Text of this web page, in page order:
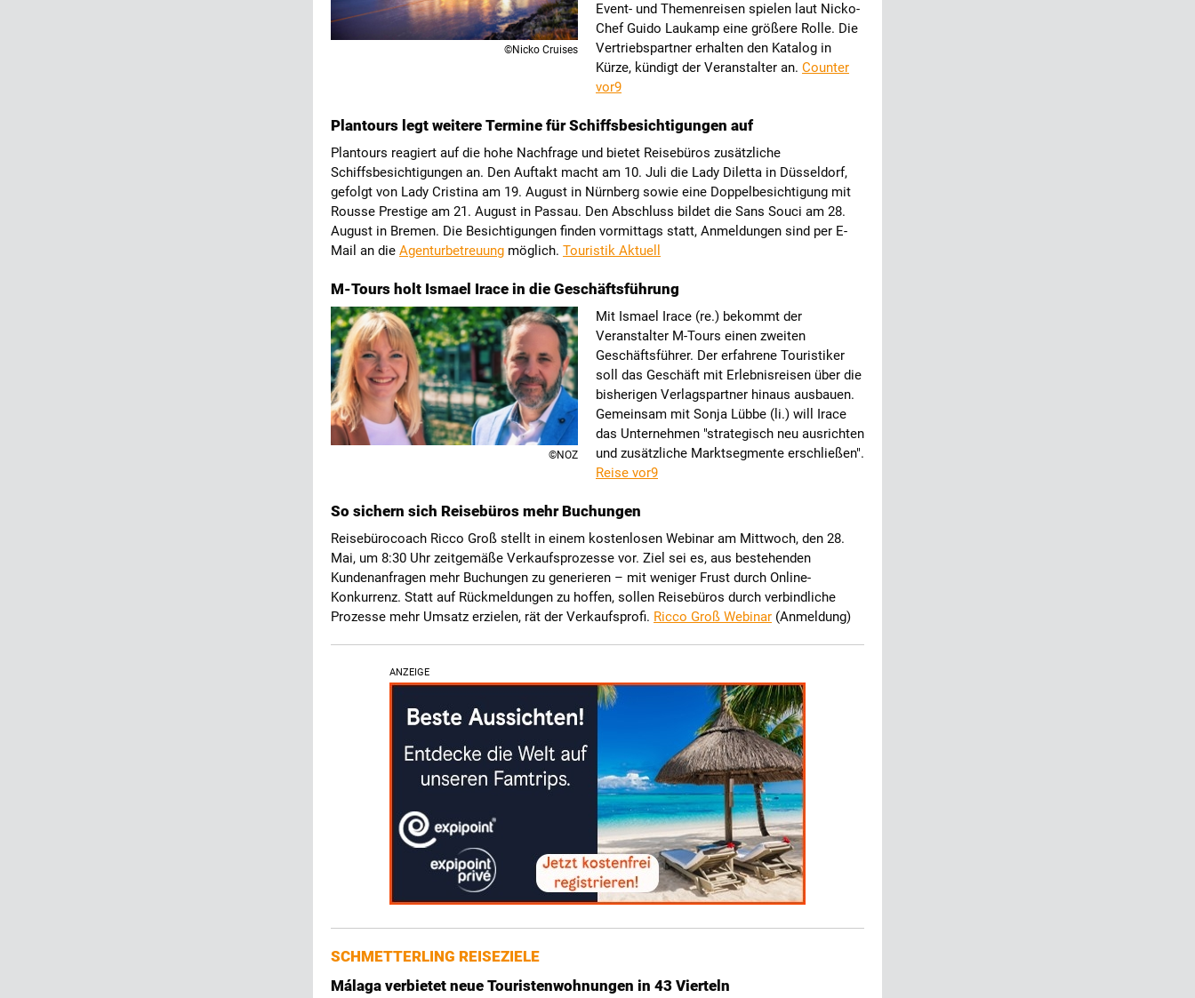
©Nicko Cruises
Event- und Themenreisen spielen laut Nicko-
Chef Guido Laukamp eine größere Rolle. Die
Vertriebspartner erhalten den Katalog in
Kürze, kündigt der Veranstalter an. Counter
vor9
Plantours legt weitere Termine für Schiffsbesichtigungen auf
Plantours reagiert auf die hohe Nachfrage und bietet Reisebüros zusätzliche
Schiffsbesichtigungen an. Den Auftakt macht am 10. Juli die Lady Diletta in Düsseldorf,
gefolgt von Lady Cristina am 19. August in Nürnberg sowie eine Doppelbesichtigung mit
Rousse Prestige am 21. August in Passau. Den Abschluss bildet die Sans Souci am 28.
August in Bremen. Die Besichtigungen finden vormittags statt, Anmeldungen sind per E-
Mail an die Agenturbetreuung möglich. Touristik Aktuell
M-Tours holt Ismael Irace in die Geschäftsführung
©NOZ
Mit Ismael Irace (re.) bekommt der
Veranstalter M-Tours einen zweiten
Geschäftsführer. Der erfahrene Touristiker
soll das Geschäft mit Erlebnisreisen über die
bisherigen Verlagspartner hinaus ausbauen.
Gemeinsam mit Sonja Lübbe (li.) will Irace
das Unternehmen "strategisch neu ausrichten
und zusätzliche Marktsegmente erschließen".
Reise vor9
So sichern sich Reisebüros mehr Buchungen
Reisebürocoach Ricco Groß stellt in einem kostenlosen Webinar am Mittwoch, den 28.
Mai, um 8:30 Uhr zeitgemäße Verkaufsprozesse vor. Ziel sei es, aus bestehenden
Kundenanfragen mehr Buchungen zu generieren – mit weniger Frust durch Online-
Konkurrenz. Statt auf Rückmeldungen zu hoffen, sollen Reisebüros durch verbindliche
Prozesse mehr Umsatz erzielen, rät der Verkaufsprofi. Ricco Groß Webinar (Anmeldung)
ANZEIGE
SCHMETTERLING REISEZIELE
Málaga verbietet neue Touristenwohnungen in 43 Vierteln